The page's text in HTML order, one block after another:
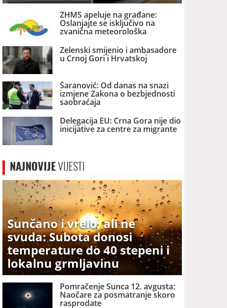
ZHMS apeluje na građane:
Oslanjajte se isključivo na
zvanična meteorološka
Zelenski smijenio i ambasadore
u Crnoj Gori i Hrvatskoj
Šaranović: Od danas na snazi
izmjene Zakona o bezbjednosti
saobraćaja
Delegacija EU: Crna Gora nije dio
inicijative za centre za migrante
NAJNOVIJEVIJESTI
Sunčano i vrelo, ali ne
svuda: Subota donosi
temperature do 40 stepeni i
lokalnu grmljavinu
Pomračenje Sunca 12. avgusta:
Naočare za posmatranje skoro
rasprodate